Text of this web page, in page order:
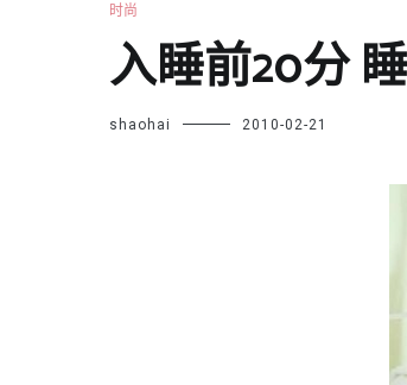
时尚
入睡前20分
shaohai 2010-02-21